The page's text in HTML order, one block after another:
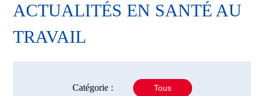
ACTUALITÉS EN SANTÉ AU
TRAVAIL
Catégorie : Tous